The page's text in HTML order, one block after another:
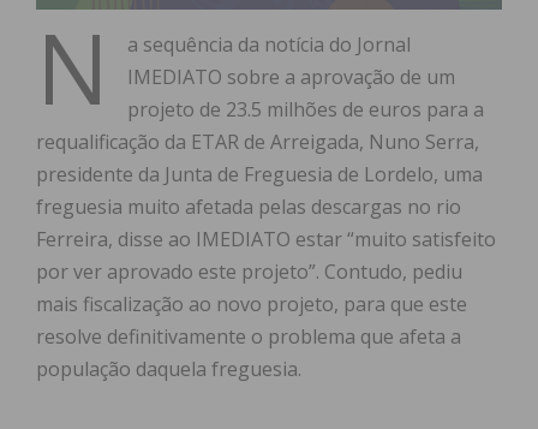
N
a sequência da notícia do Jornal
IMEDIATO sobre a aprovação de um
projeto de 23.5 milhões de euros para a
requalificação da ETAR de Arreigada, Nuno Serra,
presidente da Junta de Freguesia de Lordelo, uma
freguesia muito afetada pelas descargas no rio
Ferreira, disse ao IMEDIATO estar “muito satisfeito
por ver aprovado este projeto”. Contudo, pediu
mais fiscalização ao novo projeto, para que este
resolve definitivamente o problema que afeta a
população daquela freguesia.